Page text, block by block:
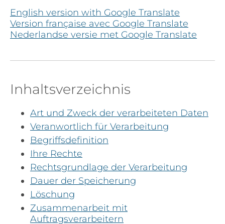
English version with Google Translate
Version française avec Google Translate
Nederlandse versie met Google Translate
Inhaltsverzeichnis
Art und Zweck der verarbeiteten Daten
Veranwortlich für Verarbeitung
Begriffsdefinition
Ihre Rechte
Rechtsgrundlage der Verarbeitung
Dauer der Speicherung
Löschung
Zusammenarbeit mit
Auftragsverarbeitern